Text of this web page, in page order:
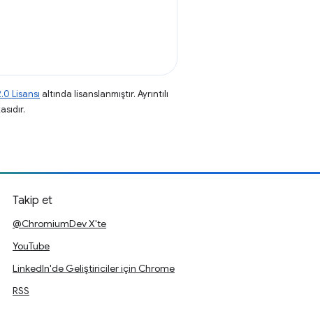
Lisansı altında lisanslanmıştır. Ayrıntılı
Takip et
@ChromiumDev X'te
YouTube
LinkedIn'de Geliştiriciler için Chrome
RSS